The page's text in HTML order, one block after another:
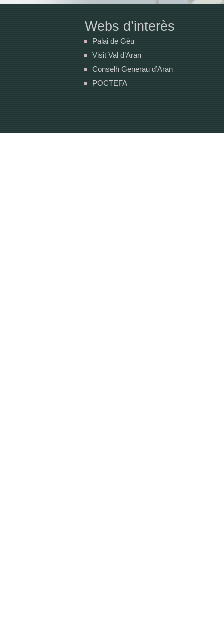
Webs d’interès
Palai de Gèu
Visit Val d’Aran
Conselh Generau d’Aran
POCTEFA